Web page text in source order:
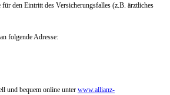
für den Eintritt des Versicherungsfalles (z.B. ärztliches
folgende Adresse:
und bequem online unter www.allianz-